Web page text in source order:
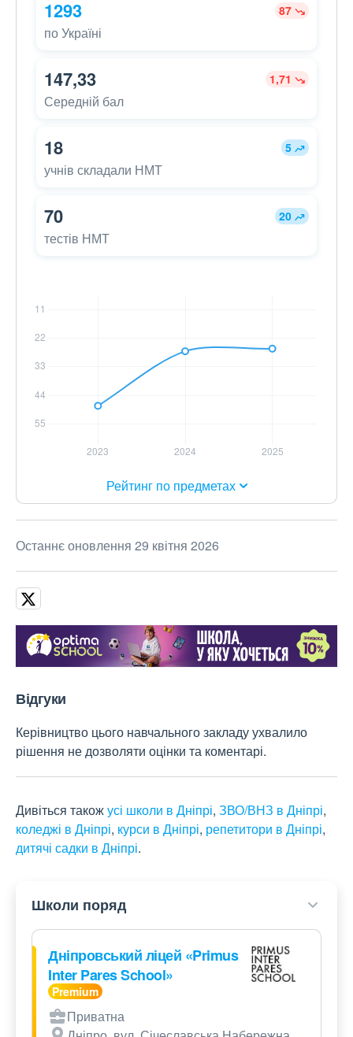
1293 87
по Україні
147,33 1,71
Середній бал
18 5
учнів складали НМТ
70 20
тестів НМТ
Рейтинг по предметах
Останнє оновлення 29 квітня 2026
Відгуки
Керівництво цього навчального закладу ухвалило
рішення не дозволяти оцінки та коментарі.
Дивіться такожусі школи в Дніпрі, ЗВО/ВНЗ в Дніпрі,
коледжі в Дніпрі, курси в Дніпрі, репетитори в Дніпрі,
дитячі садки в Дніпрі.
Школи поряд
Дніпровський ліцей «Primus
Inter Pares School»
Приватна